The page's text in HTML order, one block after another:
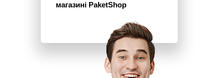
магазині PaketShop